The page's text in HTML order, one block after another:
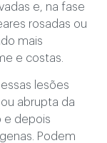
e, na fase
rosadas ou
mais
e costas.
lesões
abrupta da
e depois
Podem